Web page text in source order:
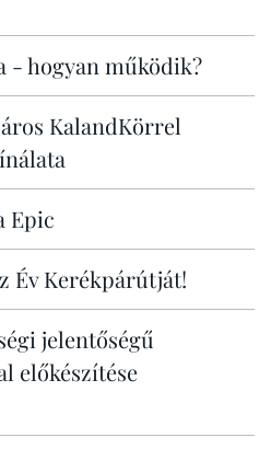
- hogyan működik?
KalandKörrel
Epic
Év Kerékpárútját!
jelentőségű
előkészítése